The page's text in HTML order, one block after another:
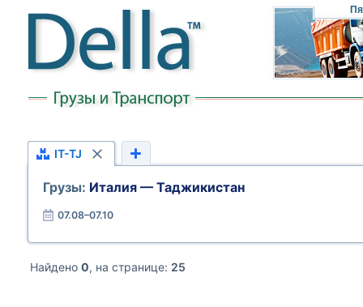
IT-TJ
Грузы: Италия — Таджикистан
07.08–07.10
Найдено 0, на странице: 25